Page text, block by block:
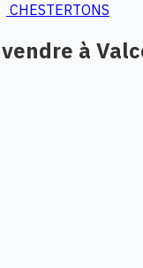
CHESTERTONS
à